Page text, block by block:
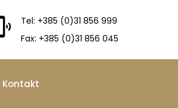
Tel: +385 (0)31 856 999
Fax: +385 (0)31 856 045
Kontakt